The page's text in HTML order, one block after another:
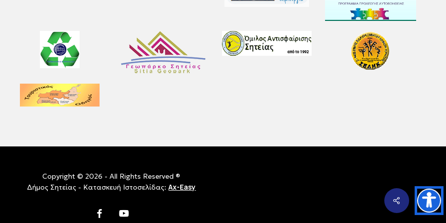
Share
Copyright © 2026 - All Rights Reserved ®
Δήμος Σητείας - Κατασκευή Ιστοσελίδας:Ax-Easy
facebookyoutube